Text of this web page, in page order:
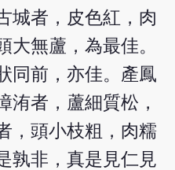
城者，皮色紅，肉
大無蘆，為最佳。
同前，亦佳。產鳳
洧者，蘆細質松，
，頭小枝粗，肉糯
孰非，真是見仁見